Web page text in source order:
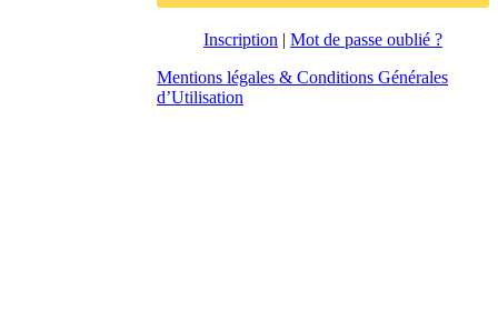
Inscription | Mot de passe oublié ?
Mentions légales & Conditions Générales
d’Utilisation